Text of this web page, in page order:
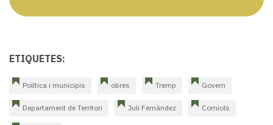
ETIQUETES:
Política i municipis obres Tremp Govern
Departament de Territori Juli Fernàndez Comiols